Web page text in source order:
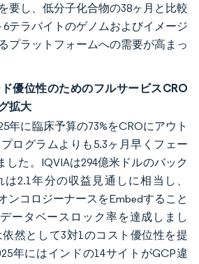
要し、低分子化合物の38ヶ月と比較
6テラバイトのゲノムおよびイメージ
プラットフォームへの需要が高まっ
優位性のためのフルサービスCRO
拡大
年に臨床予算の73%をCROにアウト
ログラムよりも5.3ヶ月早くフェー
した。IQVIAは294億米ドルのバック
2.1年分の収益見通しに相当し、
ンコロジーナースをEmbedすること
ータベースロック率を達成しまし
然として3対1のコスト優位性を提
年にはインドの14サイトがGCP違